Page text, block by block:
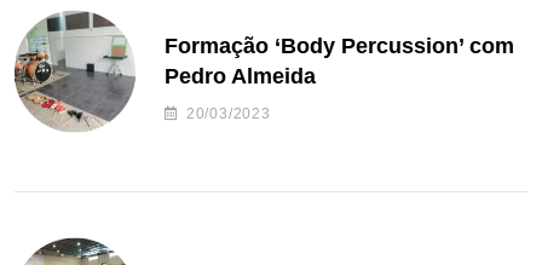
Formação ‘Body Percussion’ com
Pedro Almeida
20/03/2023